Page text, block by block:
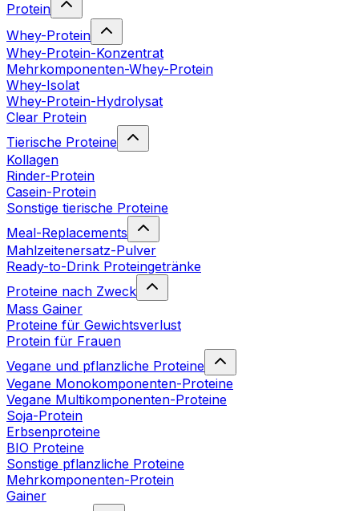
Protein
Whey-Protein
Whey-Protein-Konzentrat
Mehrkomponenten-Whey-Protein
Whey-Isolat
Whey-Protein-Hydrolysat
Clear Protein
Tierische Proteine
Kollagen
Rinder-Protein
Casein-Protein
Sonstige tierische Proteine
Meal-Replacements
Mahlzeitenersatz-Pulver
Ready-to-Drink Proteingetränke
Proteine nach Zweck
Mass Gainer
Proteine für Gewichtsverlust
Protein für Frauen
Vegane und pflanzliche Proteine
Vegane Monokomponenten-Proteine
Vegane Multikomponenten-Proteine
Soja-Protein
Erbsenproteine
BIO Proteine
Sonstige pflanzliche Proteine
Mehrkomponenten-Protein
Gainer